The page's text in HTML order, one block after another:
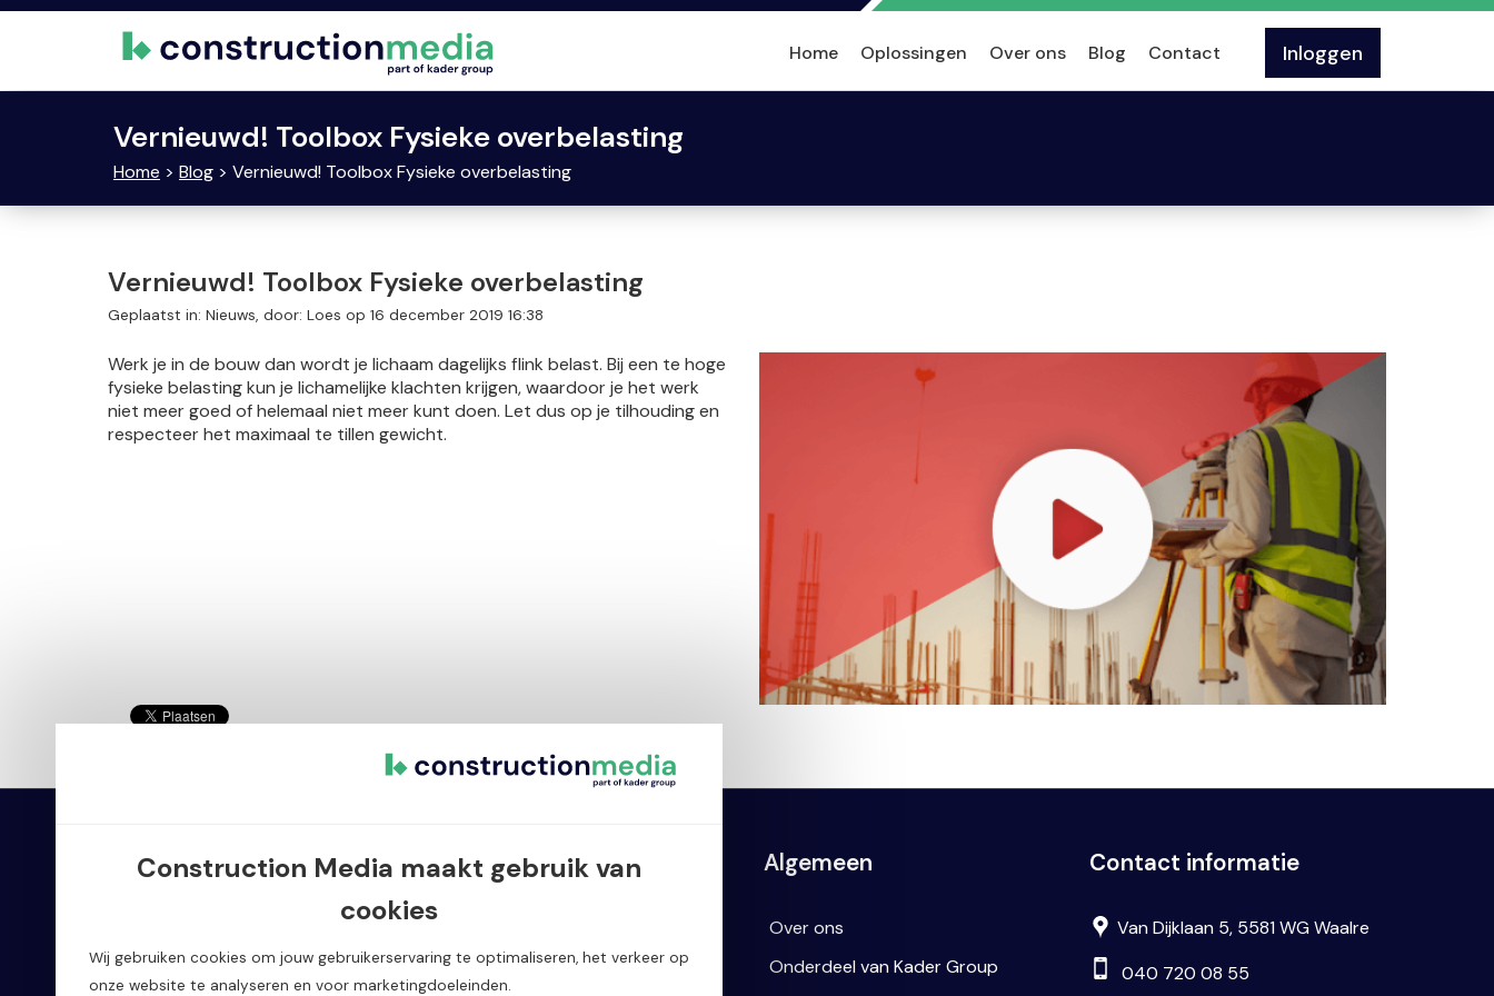
Home Oplossingen Over ons Blog Contact Inloggen
Vernieuwd! Toolbox Fysieke overbelasting
Home > Blog > Vernieuwd! Toolbox Fysieke overbelasting
Vernieuwd! Toolbox Fysieke overbelasting
Geplaatst in: Nieuws, door: Loes op 16 december 2019 16:38
Werk je in de bouw dan wordt je lichaam dagelijks flink belast. Bij een te hoge
fysieke belasting kun je lichamelijke klachten krijgen, waardoor je het werk
niet meer goed of helemaal niet meer kunt doen. Let dus op je tilhouding en
respecteer het maximaal te tillen gewicht.
Construction Media
Oplossingen
Oplossingen
Projectbox
Algemeen
Over ons
Onderdeel van Kader Group
Contact informatie
Van Dijklaan 5, 5581 WG Waalre
040 720 08 55
Construction Media maakt gebruik van
cookies
Wij gebruiken cookies om jouw gebruikerservaring te optimaliseren, het verkeer op
onze website te analyseren en voor marketingdoeleinden.